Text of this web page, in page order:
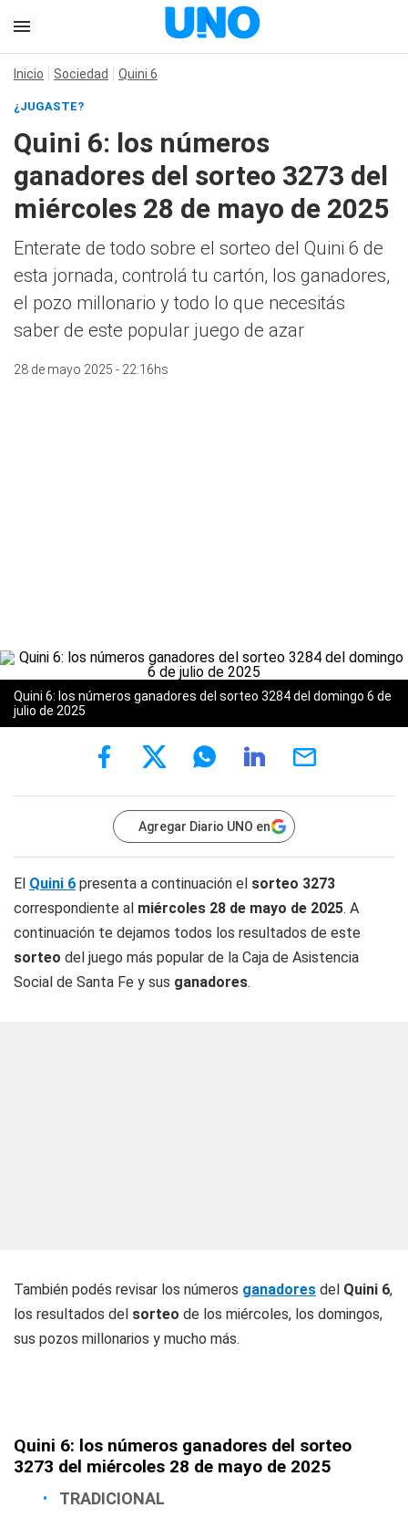
Inicio Sociedad Quini 6
¿JUGASTE?
Quini 6: los números
ganadores del sorteo 3273 del
miércoles 28 de mayo de 2025
Enterate de todo sobre el sorteo del Quini 6 de
esta jornada, controlá tu cartón, los ganadores,
el pozo millonario y todo lo que necesitás
saber de este popular juego de azar
28 de mayo 2025 - 22:16hs
Quini 6: los números ganadores del sorteo 3284 del domingo 6 de
julio de 2025
Agregar Diario UNO en
El Quini 6 presenta a continuación el sorteo 3273
correspondiente al miércoles 28 de mayo de 2025. A
continuación te dejamos todos los resultados de este
sorteo del juego más popular de la Caja de Asistencia
Social de Santa Fe y sus ganadores.
También podés revisar los números ganadores del Quini 6,
los resultados del sorteo de los miércoles, los domingos,
sus pozos millonarios y mucho más.
Quini 6: los números ganadores del sorteo
3273 del miércoles 28 de mayo de 2025
TRADICIONAL